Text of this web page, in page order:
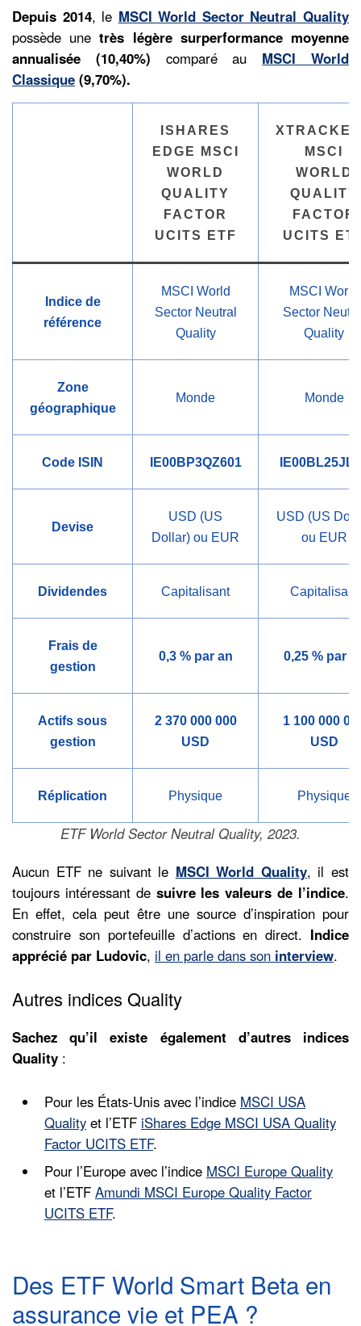
Depuis 2014, le MSCI World Sector Neutral Quality
possède unetrès légère surperformance moyenne
annualisée (10,40%) comparé au MSCI World
Classique (9,70%).
ISHARES
EDGE MSCI
WORLD
QUALITY
FACTOR
UCITS ETF
MSCI
WORLD
QUALITY
FACTOR
UCITS
Indice de
référence
MSCI World
Sector Neutral
Quality
MSCI World
Sector
Quality
Zone
géographique
Monde Monde
Code ISIN IE00BP3QZ601
Devise
USD (US
Dollar) ou EUR
USD (US
ou EUR
Dividendes Capitalisant Capitalisant
Frais de
gestion
0,3 % par an 0,25 % par
Actifs sous
gestion
2 370 000 000
USD
1 100 000
USD
Réplication Physique Physique
ETF World Sector Neutral Quality, 2023.
Aucun ETF ne suivant le MSCI World Quality, il est
toujours intéressant de suivre les valeurs de l’indice.
En effet, cela peut être une source d’inspiration pour
construire son portefeuille d’actions en direct. Indice
apprécié par Ludovic, il en parle dans son interview.
Autres indices Quality
Sachez qu’il existe également d’autres indices
Quality :
Pour les États-Unis avec l’indice MSCI USA
Quality et l’ETF iShares Edge MSCI USA Quality
Factor UCITS ETF.
Pour l’Europe avec l’indice MSCI Europe Quality
et l’ETF Amundi MSCI Europe Quality Factor
UCITS ETF.
Des ETF World Smart Beta en
assurance vie et PEA ?